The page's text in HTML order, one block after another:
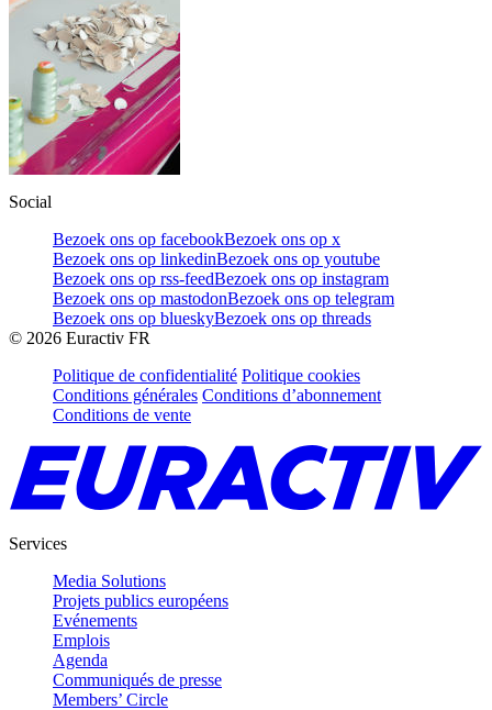
Social
Bezoek ons op facebookBezoek ons op x
Bezoek ons op linkedinBezoek ons op youtube
Bezoek ons op rss-feedBezoek ons op instagram
Bezoek ons op mastodonBezoek ons op telegram
Bezoek ons op blueskyBezoek ons op threads
© 2026 Euractiv FR
Politique de confidentialité Politique cookies
Conditions générales Conditions d’abonnement
Conditions de vente
Services
Media Solutions
Projets publics européens
Evénements
Emplois
Agenda
Communiqués de presse
Members’ Circle